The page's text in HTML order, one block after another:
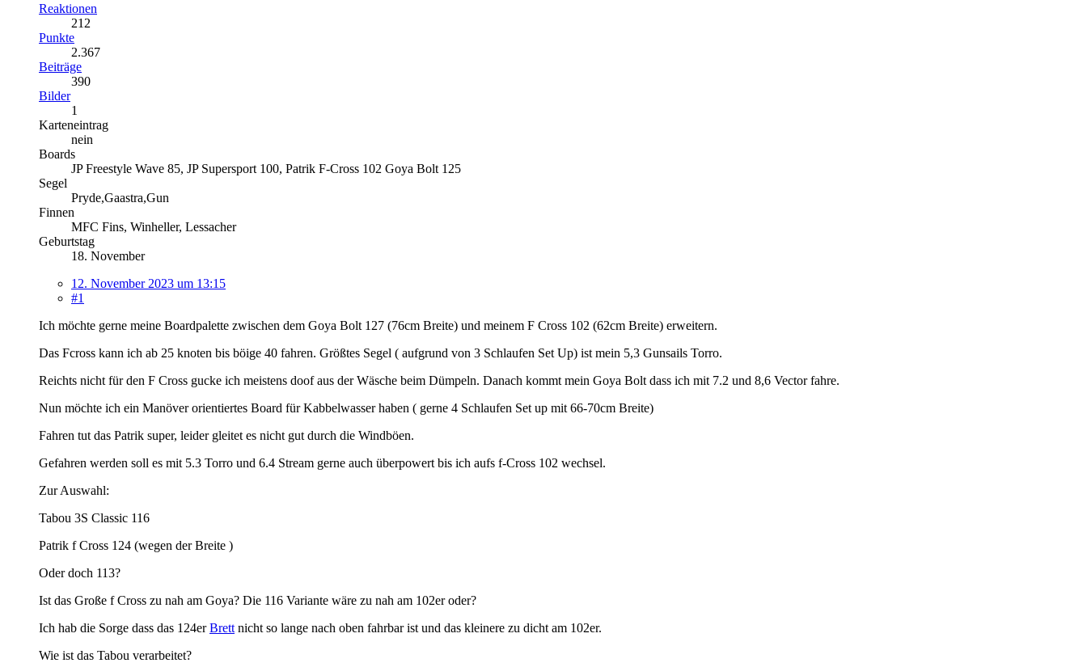
Reaktionen
212
Punkte
2.367
Beiträge
390
Bilder
1
Karteneintrag
nein
Boards
JP Freestyle Wave 85, JP Supersport 100, Patrik F-Cross 102 Goya Bolt 125
Segel
Pryde,Gaastra,Gun
Finnen
MFC Fins, Winheller, Lessacher
Geburtstag
18. November
12. November 2023 um 13:15
#1
Ich möchte gerne meine Boardpalette zwischen dem Goya Bolt 127 (76cm Breite) und meinem F Cross 102 (62cm Breite) erweitern.
Das Fcross kann ich ab 25 knoten bis böige 40 fahren. Größtes Segel ( aufgrund von 3 Schlaufen Set Up) ist mein 5,3 Gunsails Torro.
Reichts nicht für den F Cross gucke ich meistens doof aus der Wäsche beim Dümpeln. Danach kommt mein Goya Bolt dass ich mit 7.2 und 8,6 Vector fahre.
Nun möchte ich ein Manöver orientiertes Board für Kabbelwasser haben ( gerne 4 Schlaufen Set up mit 66-70cm Breite)
Fahren tut das Patrik super, leider gleitet es nicht gut durch die Windböen.
Gefahren werden soll es mit 5.3 Torro und 6.4 Stream gerne auch überpowert bis ich aufs f-Cross 102 wechsel.
Zur Auswahl:
Tabou 3S Classic 116
Patrik f Cross 124 (wegen der Breite )
Oder doch 113?
Ist das Große f Cross zu nah am Goya? Die 116 Variante wäre zu nah am 102er oder?
Ich hab die Sorge dass das 124erBrett nicht so lange nach oben fahrbar ist und das kleinere zu dicht am 102er.
Wie ist das Tabou verarbeitet?